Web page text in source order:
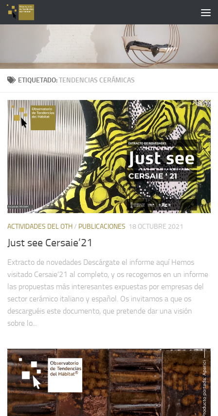
Saltar al contenido
ETIQUETADO:TENDENCIAS CERÁMICAS
ACTIVIDADES DEL OTH/ PUBLICACIONES 18 OCTUBRE 2021
Just see Cersaie’21
Extracto de novedades Descárgate el informe aquí Hemos
visitado Cersaie’21 al completo, y os recogemos en un informe
las propuestas más interesantes expuestas por empresas del
sector cerámico italiano y español. Os invitamos a que os
descarguéis este documento, que pretende dar una visión
sobre lo...